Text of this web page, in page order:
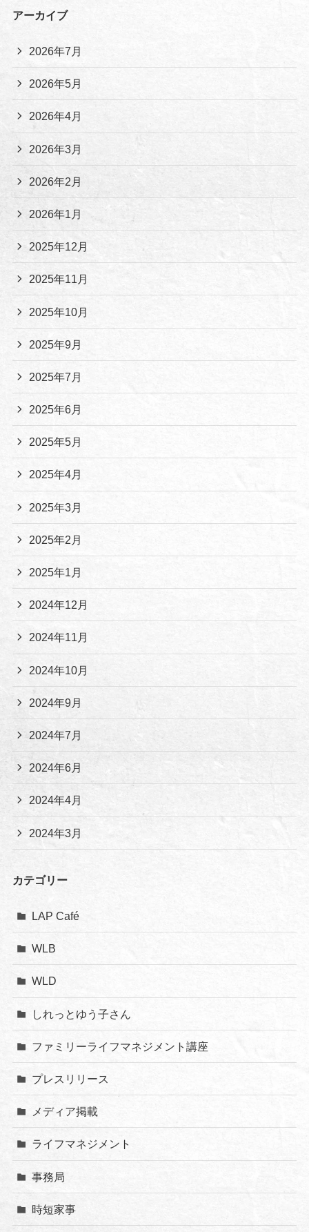
アーカイブ
2026年7月
2026年5月
2026年4月
2026年3月
2026年2月
2026年1月
2025年12月
2025年11月
2025年10月
2025年9月
2025年7月
2025年6月
2025年5月
2025年4月
2025年3月
2025年2月
2025年1月
2024年12月
2024年11月
2024年10月
2024年9月
2024年7月
2024年6月
2024年4月
2024年3月
カテゴリー
LAP Café
WLB
WLD
しれっとゆう子さん
ファミリーライフマネジメント講座
プレスリリース
メディア掲載
ライフマネジメント
事務局
時短家事